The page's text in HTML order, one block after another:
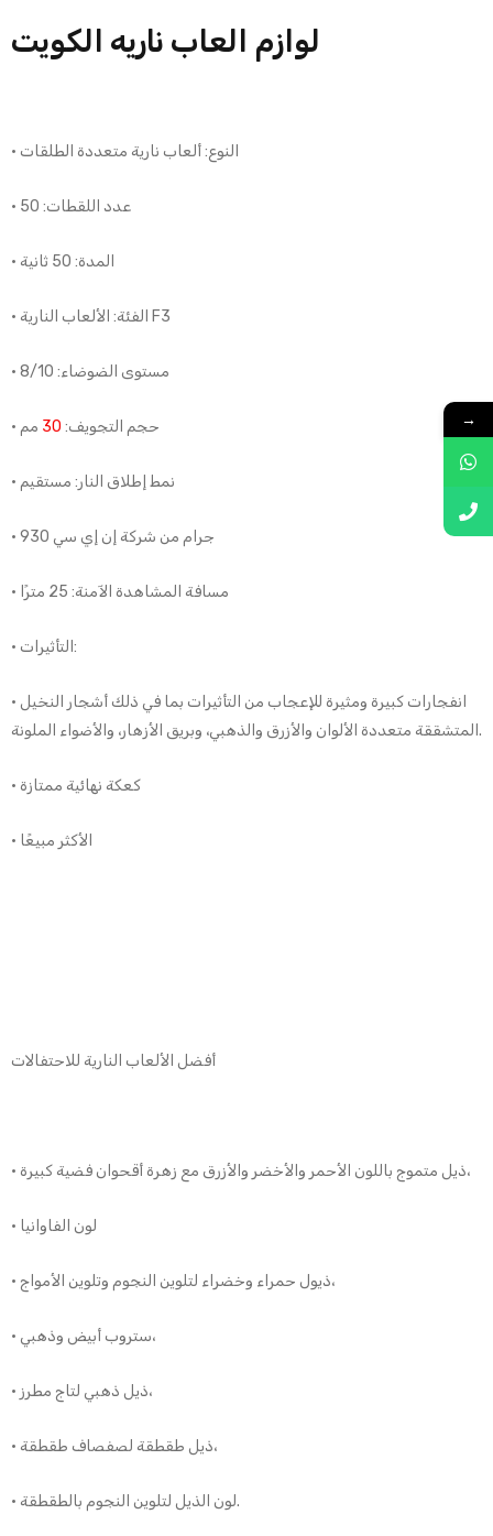
لوازم العاب ناريه الكويت
• النوع: ألعاب نارية متعددة الطلقات
• عدد اللقطات: 50
• المدة: 50 ثانية
• الفئة: الألعاب النارية F3
• مستوى الضوضاء: 8/10
• حجم التجويف: 30 مم
• نمط إطلاق النار: مستقيم
• 930 جرام من شركة إن إي سي
• مسافة المشاهدة الآمنة: 25 مترًا
• التأثيرات:
• انفجارات كبيرة ومثيرة للإعجاب من التأثيرات بما في ذلك أشجار النخيل
المتشققة متعددة الألوان والأزرق والذهبي، وبريق الأزهار، والأضواء الملونة.
• كعكة نهائية ممتازة
• الأكثر مبيعًا
أفضل الألعاب النارية للاحتفالات
• ذيل متموج باللون الأحمر والأخضر والأزرق مع زهرة أقحوان فضية كبيرة،
• لون الفاوانيا
• ذيول حمراء وخضراء لتلوين النجوم وتلوين الأمواج،
• ستروب أبيض وذهبي،
• ذيل ذهبي لتاج مطرز،
• ذيل طقطقة لصفصاف طقطقة،
• لون الذيل لتلوين النجوم بالطقطقة.
→